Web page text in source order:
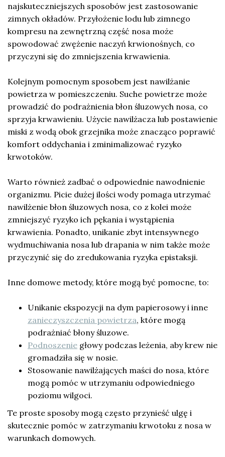
najskuteczniejszych sposobów jest zastosowanie
zimnych okładów. Przyłożenie lodu lub zimnego
kompresu na zewnętrzną część nosa może
spowodować zwężenie naczyń krwionośnych, co
przyczyni się do zmniejszenia krwawienia.
Kolejnym pomocnym sposobem jest nawilżanie
powietrza w pomieszczeniu. Suche powietrze może
prowadzić do podrażnienia błon śluzowych nosa, co
sprzyja krwawieniu. Użycie nawilżacza lub postawienie
miski z wodą obok grzejnika może znacząco poprawić
komfort oddychania i zminimalizować ryzyko
krwotoków.
Warto również zadbać o odpowiednie nawodnienie
organizmu. Picie dużej ilości wody pomaga utrzymać
nawilżenie błon śluzowych nosa, co z kolei może
zmniejszyć ryzyko ich pękania i wystąpienia
krwawienia. Ponadto, unikanie zbyt intensywnego
wydmuchiwania nosa lub drapania w nim także może
przyczynić się do zredukowania ryzyka epistaksji.
Inne domowe metody, które mogą być pomocne, to:
Unikanie ekspozycji na dym papierosowy i inne
zanieczyszczenia powietrza, które mogą
podrażniać błony śluzowe.
Podnoszenie głowy podczas leżenia, aby krew nie
gromadziła się w nosie.
Stosowanie nawilżających maści do nosa, które
mogą pomóc w utrzymaniu odpowiedniego
poziomu wilgoci.
Te proste sposoby mogą często przynieść ulgę i
skutecznie pomóc w zatrzymaniu krwotoku z nosa w
warunkach domowych.